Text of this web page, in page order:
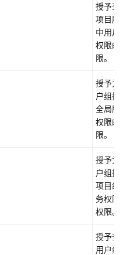
授予查
项目服
中用户
权限的
限。
授予为
户组授
全局服
权限的
限。
授予为
户组授
项目级
务权限
权限。
授予查
用户组